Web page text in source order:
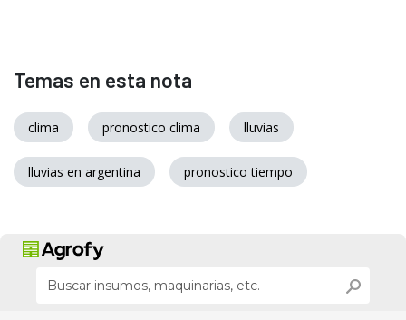
Temas en esta nota
clima pronostico clima lluvias
lluvias en argentina pronostico tiempo